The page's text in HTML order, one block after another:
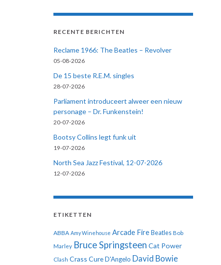
RECENTE BERICHTEN
Reclame 1966: The Beatles – Revolver
05-08-2026
De 15 beste R.E.M. singles
28-07-2026
Parliament introduceert alweer een nieuw
personage – Dr. Funkenstein!
20-07-2026
Bootsy Collins legt funk uit
19-07-2026
North Sea Jazz Festival, 12-07-2026
12-07-2026
ETIKETTEN
ABBA Amy Winehouse Arcade Fire Beatles Bob
Marley Bruce Springsteen Cat Power
Clash Crass CureD'Angelo David Bowie